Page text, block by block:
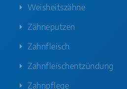
Weisheitszähne
Zähneputzen
Zahnfleisch
Zahnfleischentzündung
Zahnpflege